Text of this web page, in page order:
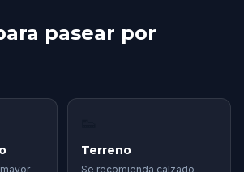
pasear por
Terreno
Se recomienda calzado